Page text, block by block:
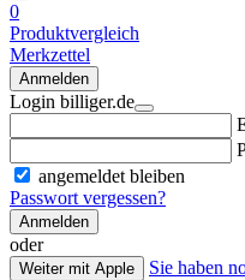
0
Produktvergleich
Merkzettel
Anmelden
Login billiger.de
angemeldet bleiben
Passwort vergessen?
Anmelden
oder
Weiter mit Apple
Sie haben